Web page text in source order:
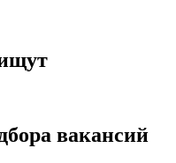
вакансий